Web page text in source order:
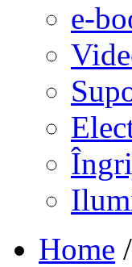
e-
Home /